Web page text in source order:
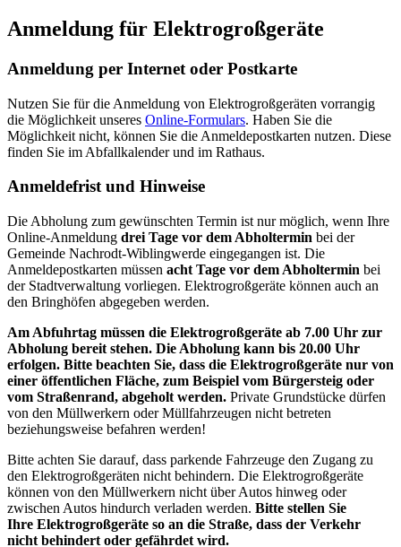
Anmeldung für Elektrogroßgeräte
Anmeldung per Internet oder Postkarte
Nutzen Sie für die Anmeldung von Elektrogroßgeräten vorrangig
die Möglichkeit unseres Online-Formulars. Haben Sie die
Möglichkeit nicht, können Sie die Anmeldepostkarten nutzen. Diese
finden Sie im Abfallkalender und im Rathaus.
Anmeldefrist und Hinweise
Die Abholung zum gewünschten Termin ist nur möglich, wenn Ihre
Online-Anmeldung drei Tage vor dem Abholtermin bei der
Gemeinde Nachrodt-Wiblingwerde eingegangen ist. Die
Anmeldepostkarten müssen acht Tage vor dem Abholtermin bei
der Stadtverwaltung vorliegen. Elektrogroßgeräte können auch an
den Bringhöfen abgegeben werden.
Am Abfuhrtag müssen die Elektrogroßgeräte ab 7.00 Uhr zur
Abholung bereit stehen. Die Abholung kann bis 20.00 Uhr
erfolgen. Bitte beachten Sie, dass die Elektrogroßgeräte nur von
einer öffentlichen Fläche, zum Beispiel vom Bürgersteig oder
vom Straßenrand, abgeholt werden. Private Grundstücke dürfen
von den Müllwerkern oder Müllfahrzeugen nicht betreten
beziehungsweise befahren werden!
Bitte achten Sie darauf, dass parkende Fahrzeuge den Zugang zu
den Elektrogroßgeräten nicht behindern. Die Elektrogroßgeräte
können von den Müllwerkern nicht über Autos hinweg oder
zwischen Autos hindurch verladen werden. Bitte stellen Sie
Ihre Elektrogroßgeräte so an die Straße, dass der Verkehr
nicht behindert oder gefährdet wird.